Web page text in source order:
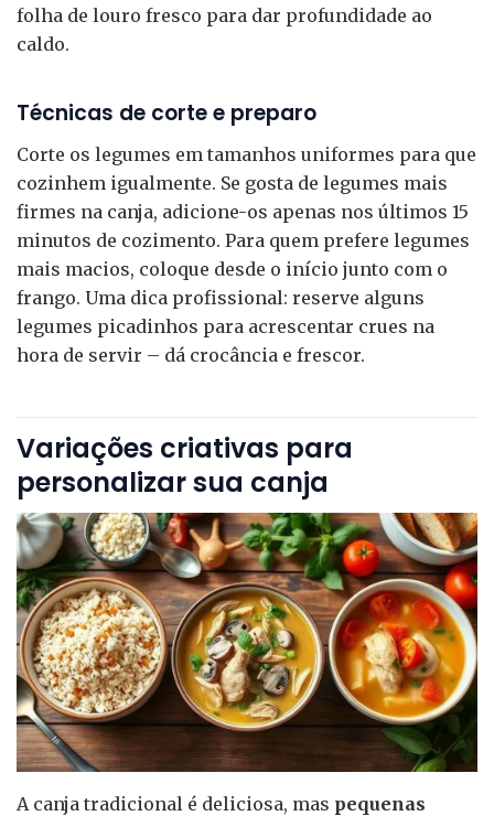
folha de louro fresco para dar profundidade ao
caldo.
Técnicas de corte e preparo
Corte os legumes em tamanhos uniformes para que
cozinhem igualmente. Se gosta de legumes mais
firmes na canja, adicione-os apenas nos últimos 15
minutos de cozimento. Para quem prefere legumes
mais macios, coloque desde o início junto com o
frango. Uma dica profissional: reserve alguns
legumes picadinhos para acrescentar crues na
hora de servir – dá crocância e frescor.
Variações criativas para
personalizar sua canja
A canja tradicional é deliciosa, mas pequenas